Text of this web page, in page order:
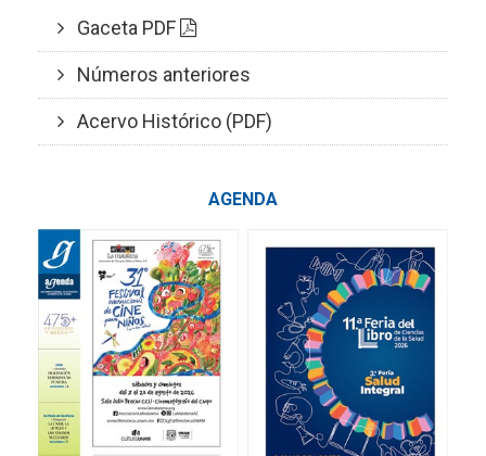
Gaceta PDF
Números anteriores
Acervo Histórico (PDF)
AGENDA